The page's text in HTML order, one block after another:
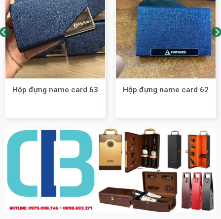
Hộp đựng name card 63 Hộp đựng name card 62